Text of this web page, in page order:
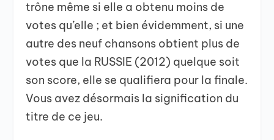
trône même si elle a obtenu moins de
votes qu’elle ; et bien évidemment, si une
autre des neuf chansons obtient plus de
votes que la RUSSIE (2012) quelque soit
son score, elle se qualifiera pour la finale.
Vous avez désormais la signification du
titre de ce jeu.